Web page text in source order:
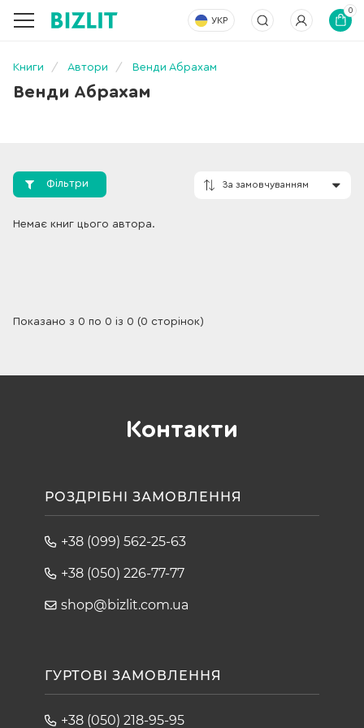
УКР
0
Книги Автори Венди Абрахам
Венди Абрахам
Фільтри
Немає книг цього автора.
Показано з 0 по 0 із 0 (0 сторінок)
Контакти
РОЗДРІБНІ ЗАМОВЛЕННЯ
+38 (099) 562-25-63
+38 (050) 226-77-77
shop@bizlit.com.ua
ГУРТОВІ ЗАМОВЛЕННЯ
+38 (050) 218-95-95